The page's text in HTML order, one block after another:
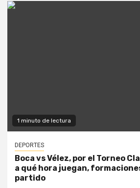
1 minuto de lectura
DEPORTES
Boca vs Vélez, por el Torneo
a qué hora juegan,
partido